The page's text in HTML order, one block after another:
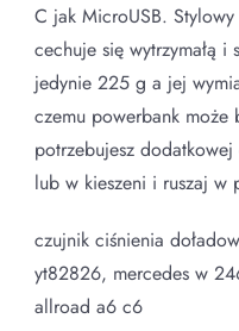
C jak MicroUSB.
cechuje się wytrzymałą i
jedynie 225 g a jej
czemu powerbank może
potrzebujesz
lub w kieszeni i ruszaj w
czujnik ciśnienia
yt82826, mercedes w
allroad a6 c6